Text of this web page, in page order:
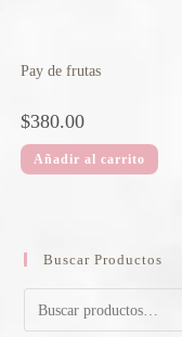
Pay de frutas
$380.00
Añadir al carrito
Buscar Productos